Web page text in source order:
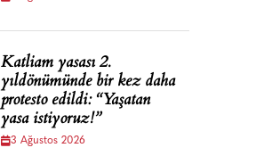
Katliam yasası 2.
yıldönümünde bir kez daha
protesto edildi: “Yaşatan
yasa istiyoruz!”
3 Ağustos 2026